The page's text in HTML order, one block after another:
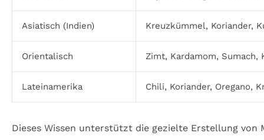
Asiatisch (Indien) Kreuzkümmel, Koriander,
Orientalisch Zimt, Kardamom, Sumach,
Lateinamerika Chili, Koriander, Oregano,
Dieses Wissen unterstützt die gezielte Erstellung